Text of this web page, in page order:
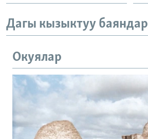
Дагы кызыктуу баяндар
Окуялар